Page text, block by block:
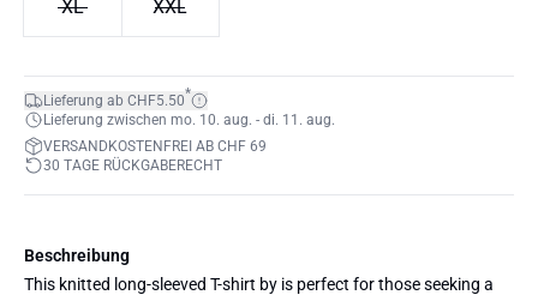
XL XXL
Lieferung ab CHF5.50*
Lieferung zwischen mo. 10. aug. - di. 11. aug.
VERSANDKOSTENFREI AB CHF 69
30 TAGE RÜCKGABERECHT
Beschreibung
This knitted long-sleeved T-shirt by is perfect for those seeking a